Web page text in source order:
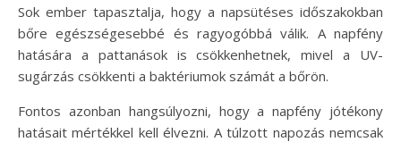
Sok ember tapasztalja, hogy a napsütéses időszakokban
bőre egészségesebbé és ragyogóbbá válik. A napfény
hatására a pattanások is csökkenhetnek, mivel a UV-
sugárzás csökkenti a baktériumok számát a bőrön.
Fontos azonban hangsúlyozni, hogy a napfény jótékony
hatásait mértékkel kell élvezni. A túlzott napozás nemcsak